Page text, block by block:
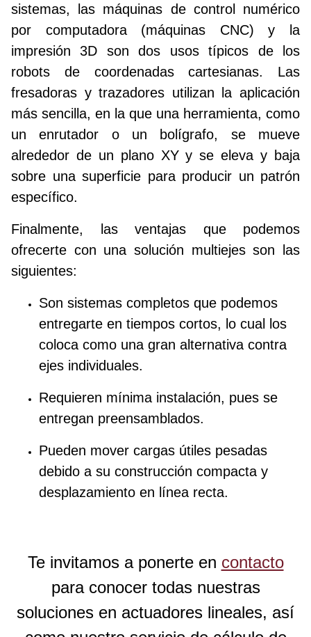
sistemas, las máquinas de control numérico
por computadora (máquinas CNC) y la
impresión 3D son dos usos típicos de los
robots de coordenadas cartesianas. Las
fresadoras y trazadores utilizan la aplicación
más sencilla, en la que una herramienta, como
un enrutador o un bolígrafo, se mueve
alrededor de un plano XY y se eleva y baja
sobre una superficie para producir un patrón
específico.
Finalmente, las ventajas que podemos
ofrecerte con una solución multiejes son las
siguientes:
Son sistemas completos que podemos
entregarte en tiempos cortos, lo cual los
coloca como una gran alternativa contra
ejes individuales.
Requieren mínima instalación, pues se
entregan preensamblados.
Pueden mover cargas útiles pesadas
debido a su construcción compacta y
desplazamiento en línea recta.
Te invitamos a ponerte en contacto
para conocer todas nuestras
soluciones en actuadores lineales, así